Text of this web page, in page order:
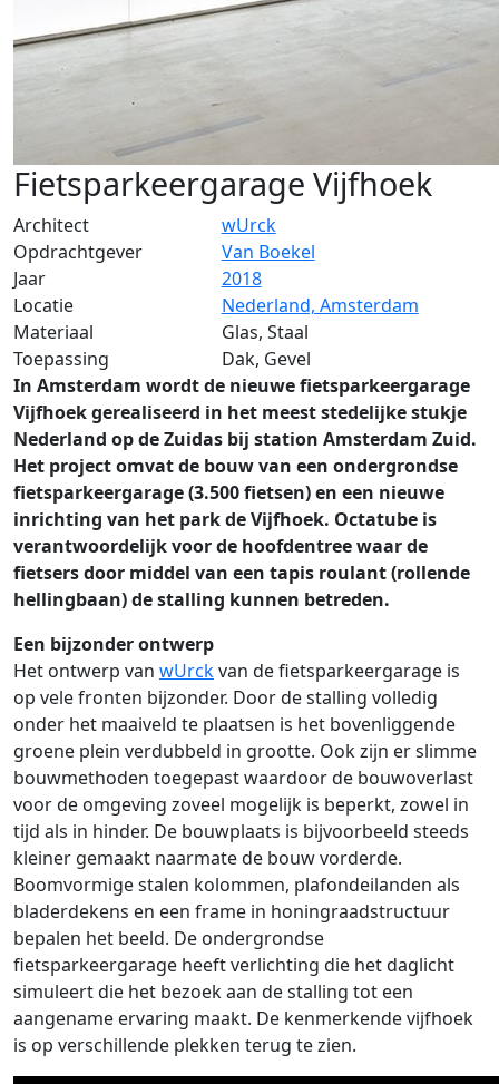
Fietsparkeergarage Vijfhoek
Architect
wUrck
Opdrachtgever
Van Boekel
Jaar
2018
Locatie
Nederland, Amsterdam
Materiaal
Glas, Staal
Toepassing
Dak, Gevel
In Amsterdam wordt de nieuwe fietsparkeergarage
Vijfhoek gerealiseerd in het meest stedelijke stukje
Nederland op de Zuidas bij station Amsterdam Zuid.
Het project omvat de bouw van een ondergrondse
fietsparkeergarage (3.500 fietsen) en een nieuwe
inrichting van het park de Vijfhoek. Octatube is
verantwoordelijk voor de hoofdentree waar de
fietsers door middel van een tapis roulant (rollende
hellingbaan) de stalling kunnen betreden.
Een bijzonder ontwerp
Het ontwerp van wUrckvan de fietsparkeergarage is
op vele fronten bijzonder. Door de stalling volledig
onder het maaiveld te plaatsen is het bovenliggende
groene plein verdubbeld in grootte. Ook zijn er slimme
bouwmethoden toegepast waardoor de bouwoverlast
voor de omgeving zoveel mogelijk is beperkt, zowel in
tijd als in hinder. De bouwplaats is bijvoorbeeld steeds
kleiner gemaakt naarmate de bouw vorderde.
Boomvormige stalen kolommen, plafondeilanden als
bladerdekens en een frame in honingraadstructuur
bepalen het beeld. De ondergrondse
fietsparkeergarage heeft verlichting die het daglicht
simuleert die het bezoek aan de stalling tot een
aangename ervaring maakt. De kenmerkende vijfhoek
is op verschillende plekken terug te zien.